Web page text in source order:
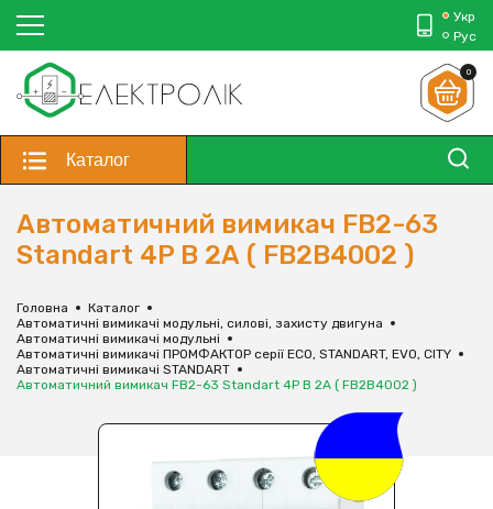
Укр
Рус
0
Каталог
Автоматичний вимикач FB2-63
Standart 4P B 2А ( FB2B4002 )
Головна
Каталог
Автоматичні вимикачі модульні, силові, захисту двигуна
Автоматичні вимикачі модульні
Автоматичні вимикачі ПРОМФАКТОР серії ECO, STANDART, EVO, CITY
Автоматичні вимикачі STANDART
Автоматичний вимикач FB2-63 Standart 4P B 2А ( FB2B4002 )